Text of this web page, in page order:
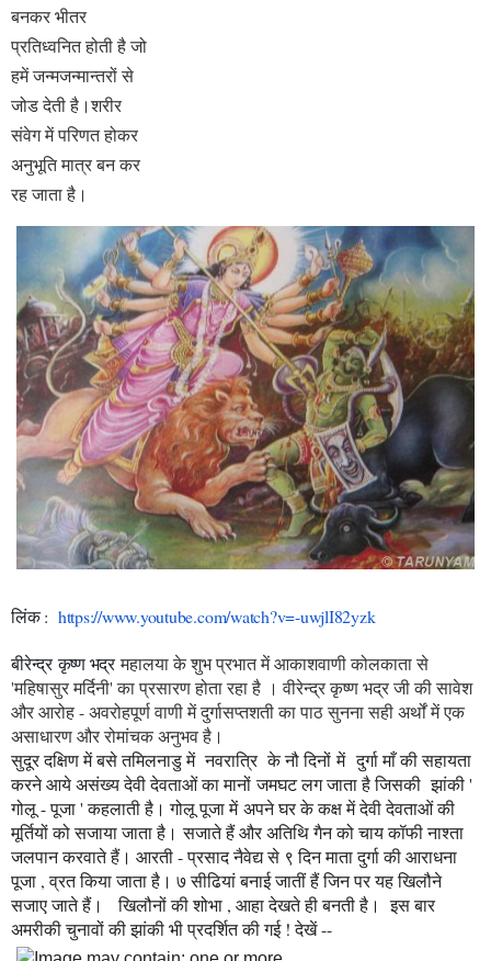
बनकर भीतर
प्रतिध्वनित होती है जो
हमें जन्मजन्मान्तरों से
जोड देती है।शरीर
संवेग में परिणत होकर
अनुभूति मात्र बन कर
रह जाता है।
लिंक : https://www.youtube.com/watch?v=-uwjlI82yzk
बीरेन्द्र कृष्ण भद्रमहालया के शुभ प्रभात में आकाशवाणी कोलकाता से
'महिषासुर मर्दिनी' का प्रसारण होता रहा है । वीरेन्द्र कृष्ण भद्र जी की सावेश
और आरोह - अवरोहपूर्ण वाणी में दुर्गासप्तशती का पाठ सुनना सही अर्थों में एक
असाधारण और रोमांचक अनुभव है।
सुदूर दक्षिण में बसे तमिलनाडु में नवरात्रि के नौ दिनों में दुर्गा माँ की सहायता
करने आये असंख्य देवी देवताओं का मानों जमघट लग जाता है जिसकी झांकी '
गोलू - पूजा ' कहलाती है। गोलू पूजा में अपने घर के कक्ष में देवी देवताओं की
मूर्तियों को सजाया जाता है। सजाते हैं और अतिथि गैन को चाय कॉफी नाश्ता
जलपान करवाते हैं। आरती - प्रसाद नैवेद्य से ९ दिन माता दुर्गा की आराधना
पूजा , व्रत किया जाता है। ७ सीढियां बनाई जातीं हैं जिन पर यह खिलौने
सजाए जाते हैं। खिलौनों की शोभा , आहा देखते ही बनती है।
इस बार
अमरीकी चुनावों की झांकी भी प्रदर्शित की गई ! देखें --